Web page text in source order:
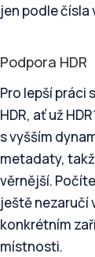
jen podle čísla
Podpora HDR
Pro lepší práci
HDR, ať už
s vyšším
metadaty,
věrnější.
ještě nezaručí
konkrétním
místnosti.